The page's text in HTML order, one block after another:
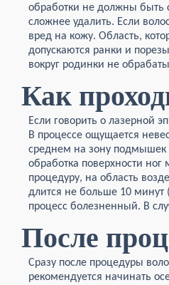
обработки не должны быть
сложнее удалить. Если
вред на кожу. Область,
допускаются ранки и
вокруг родинки не
Как
Если говорить о лазерной
В процессе ощущается
среднем на зону подмышек
обработка поверхности
процедуру, на область
длится не больше 10 минут
процесс болезненный. В
После
Сразу после процедуры
рекомендуется начинать